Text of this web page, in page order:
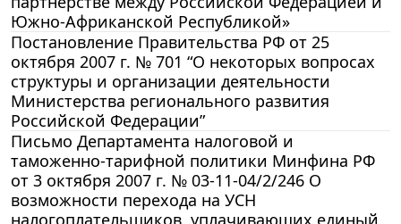
Южно-Африканской Республикой»
Постановление Правительства РФ от 25
октября 2007 г. № 701 “О некоторых вопросах
структуры и организации деятельности
Министерства регионального развития
Российской Федерации”
Письмо Департамента налоговой и
таможенно-тарифной политики Минфина РФ
от 3 октября 2007 г. № 03-11-04/2/246 О
возможности перехода на УСН
налогоплательщиков, уплачивающих единый